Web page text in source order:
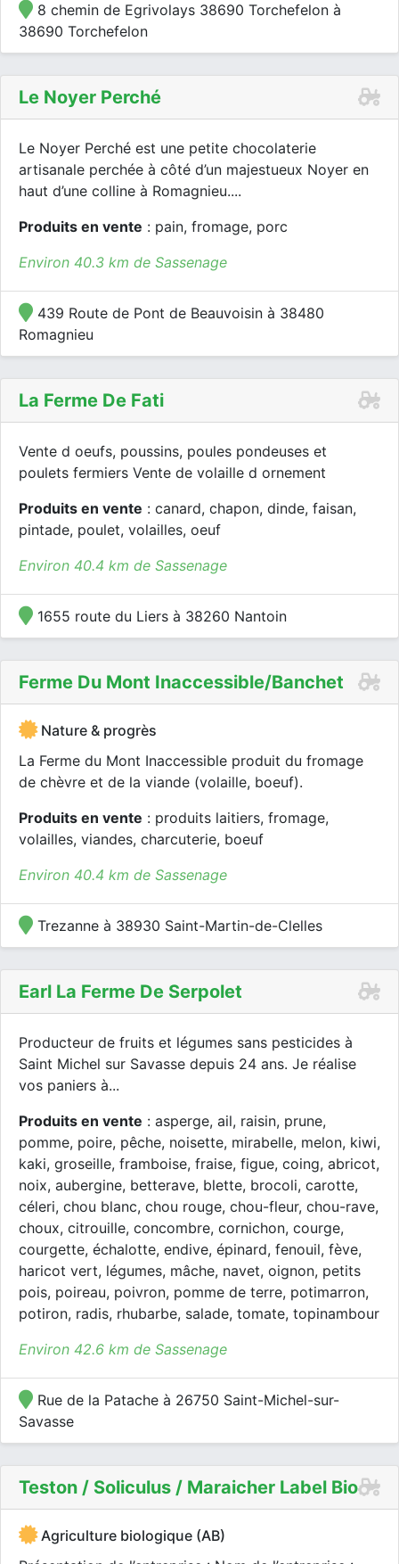
8 chemin de Egrivolays 38690 Torchefelon à
38690 Torchefelon
Le Noyer Perché
Le Noyer Perché est une petite chocolaterie
artisanale perchée à côté d’un majestueux Noyer en
haut d’une colline à Romagnieu....
Produits en vente : pain, fromage, porc
Environ 40.3 km de Sassenage
439 Route de Pont de Beauvoisin à 38480
Romagnieu
La Ferme De Fati
Vente d oeufs, poussins, poules pondeuses et
poulets fermiers Vente de volaille d ornement
Produits en vente : canard, chapon, dinde, faisan,
pintade, poulet, volailles, oeuf
Environ 40.4 km de Sassenage
1655 route du Liers à 38260 Nantoin
Ferme Du Mont Inaccessible/banchet
Nature & progrès
La Ferme du Mont Inaccessible produit du fromage
de chèvre et de la viande (volaille, boeuf).
Produits en vente : produits laitiers, fromage,
volailles, viandes, charcuterie, boeuf
Environ 40.4 km de Sassenage
Trezanne à 38930 Saint-Martin-de-Clelles
Earl La Ferme De Serpolet
Producteur de fruits et légumes sans pesticides à
Saint Michel sur Savasse depuis 24 ans. Je réalise
vos paniers à...
Produits en vente : asperge, ail, raisin, prune,
pomme, poire, pêche, noisette, mirabelle, melon, kiwi,
kaki, groseille, framboise, fraise, figue, coing, abricot,
noix, aubergine, betterave, blette, brocoli, carotte,
céleri, chou blanc, chou rouge, chou-fleur, chou-rave,
choux, citrouille, concombre, cornichon, courge,
courgette, échalotte, endive, épinard, fenouil, fève,
haricot vert, légumes, mâche, navet, oignon, petits
pois, poireau, poivron, pomme de terre, potimarron,
potiron, radis, rhubarbe, salade, tomate, topinambour
Environ 42.6 km de Sassenage
Rue de la Patache à 26750 Saint-Michel-sur-
Savasse
Teston / Soliculus / Maraicher Label Bio
Agriculture biologique (AB)